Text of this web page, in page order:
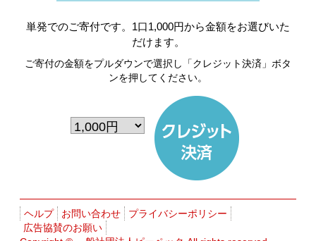
単発でのご寄付です。1口1,000円から金額をお選びいた
だけます。
ご寄付の金額をプルダウンで選択し「クレジット決済」ボタ
ンを押してください。
ヘルプ お問い合わせ
プライバシーポリシー
広告協賛のお願い